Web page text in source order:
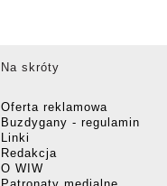
Na skróty
Oferta reklamowa
Buzdygany - regulamin
Linki
Redakcja
O WIW